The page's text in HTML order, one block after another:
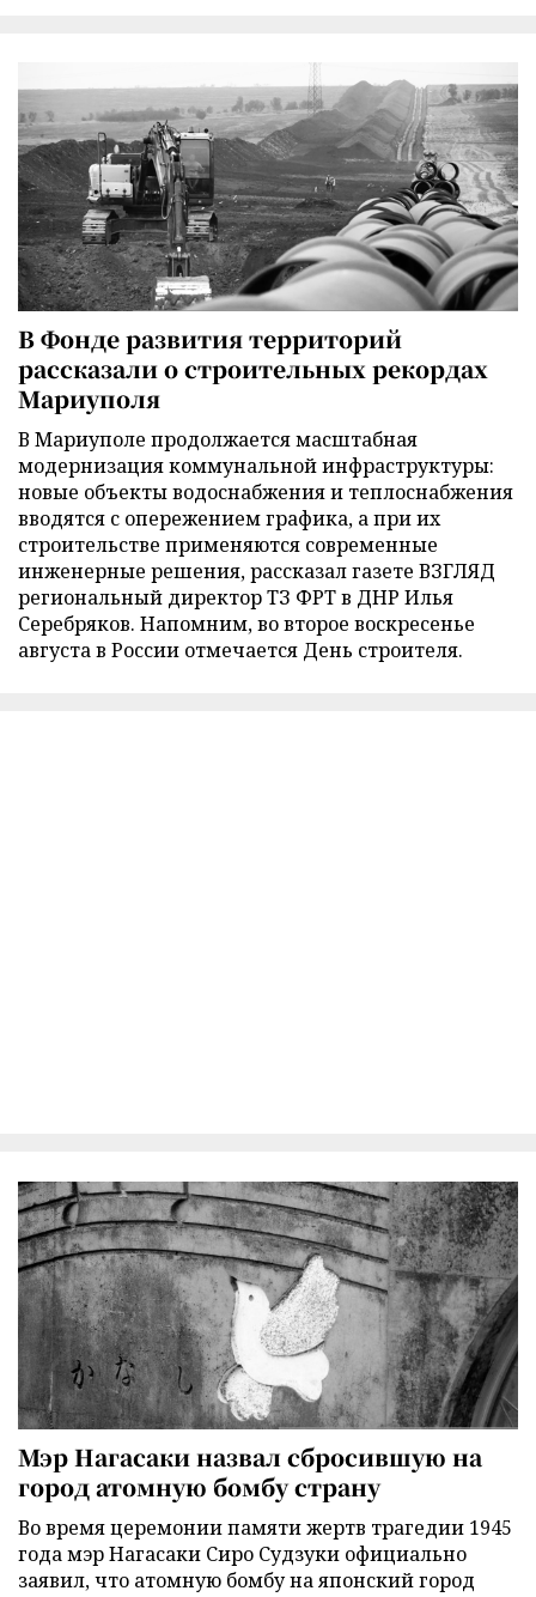
В Фонде развития территорий
рассказали о строительных рекордах
Мариуполя
В Мариуполе продолжается масштабная
модернизация коммунальной инфраструктуры:
новые объекты водоснабжения и теплоснабжения
вводятся с опережением графика, а при их
строительстве применяются современные
инженерные решения, рассказал газете ВЗГЛЯД
региональный директор ТЗ ФРТ в ДНР Илья
Серебряков. Напомним, во второе воскресенье
августа в России отмечается День строителя.
Мэр Нагасаки назвал сбросившую на
город атомную бомбу страну
Во время церемонии памяти жертв трагедии 1945
года мэр Нагасаки Сиро Судзуки официально
заявил, что атомную бомбу на японский город